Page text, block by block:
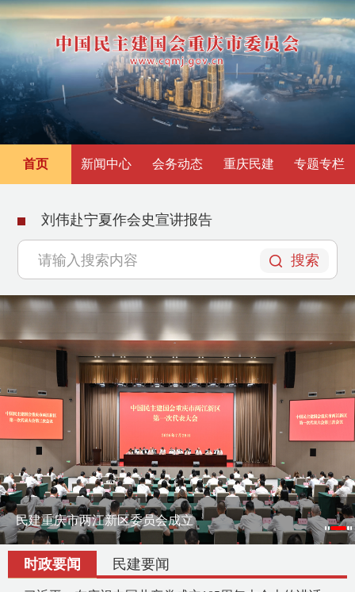
首页 新闻中心 会务动态 重庆民建 专题专栏
刘伟赴宁夏作会史宣讲报告
搜索
刘伟率课题组赴宁夏调研地方组织会员发展
渝滇民建书画院在昆明举办交流笔会
刘伟赴云南作会史宣讲报告
民建重庆市两江新区委员会成立
时政要闻 民建要闻